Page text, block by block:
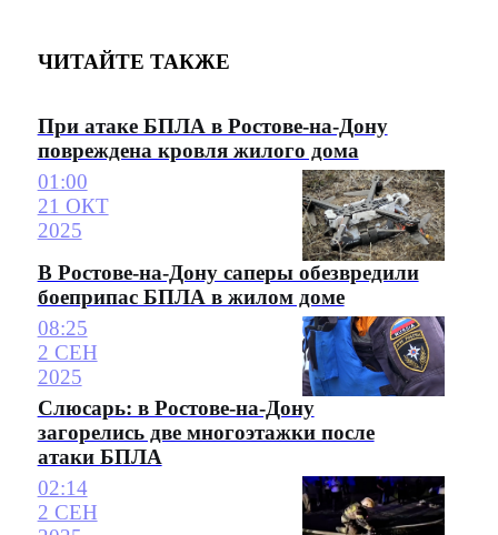
ЧИТАЙТЕ ТАКЖЕ
При атаке БПЛА в Ростове-на-Дону
повреждена кровля жилого дома
01:00
21 ОКТ
2025
В Ростове-на-Дону саперы обезвредили
боеприпас БПЛА в жилом доме
08:25
2 СЕН
2025
Слюсарь: в Ростове-на-Дону
загорелись две многоэтажки после
атаки БПЛА
02:14
2 СЕН